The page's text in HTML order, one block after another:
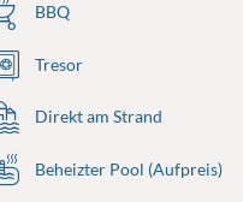
BBQ
Tresor
Direkt am Strand
Beheizter Pool (Aufpreis)